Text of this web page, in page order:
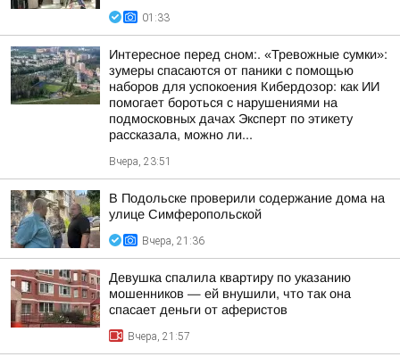
01:33
Интересное перед сном:. «Тревожные сумки»:
зумеры спасаются от паники с помощью
наборов для успокоения Кибердозор: как ИИ
помогает бороться с нарушениями на
подмосковных дачах Эксперт по этикету
рассказала, можно ли...
Вчера, 23:51
В Подольске проверили содержание дома на
улице Симферопольской
Вчера, 21:36
Девушка спалила квартиру по указанию
мошенников — ей внушили, что так она
спасает деньги от аферистов
Вчера, 21:57